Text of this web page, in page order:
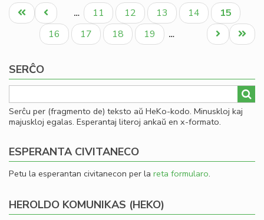
Pagination
Unua
paĝo
Antaŭa
paĝo
… Paĝo
11 Paĝo
12 Paĝo
13 Paĝo
14
Aktuala
paĝo
15
Paĝo
16 Paĝo
17 Paĝo
18 Paĝo
19 …
Last
page
Next
page
SERĈO
Serĉu per (fragmento de) teksto aŭ HeKo-kodo. Minuskloj kaj
majuskloj egalas. Esperantaj literoj ankaŭ en x-formato.
ESPERANTA CIVITANECO
Petu la esperantan civitanecon per la reta formularo.
HEROLDO KOMUNIKAS (HEKO)